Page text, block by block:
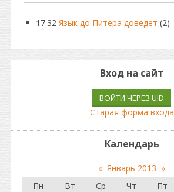
17:32 Язык до Питера доведет (2)
Вход на сайт
ВОЙТИ ЧЕРЕЗ UID
Старая форма входа
Календарь
« Январь 2013 »
Пн
Вт Ср Чт Пт